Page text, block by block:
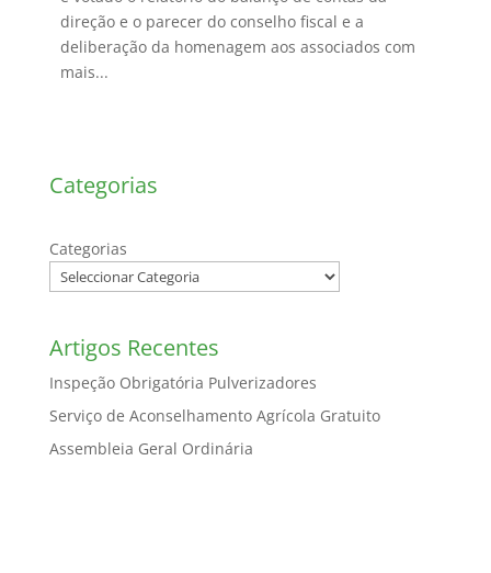
direção e o parecer do conselho fiscal e a
deliberação da homenagem aos associados com
mais...
Categorias
Categorias
Artigos Recentes
Inspeção Obrigatória Pulverizadores
Serviço de Aconselhamento Agrícola Gratuito
Assembleia Geral Ordinária